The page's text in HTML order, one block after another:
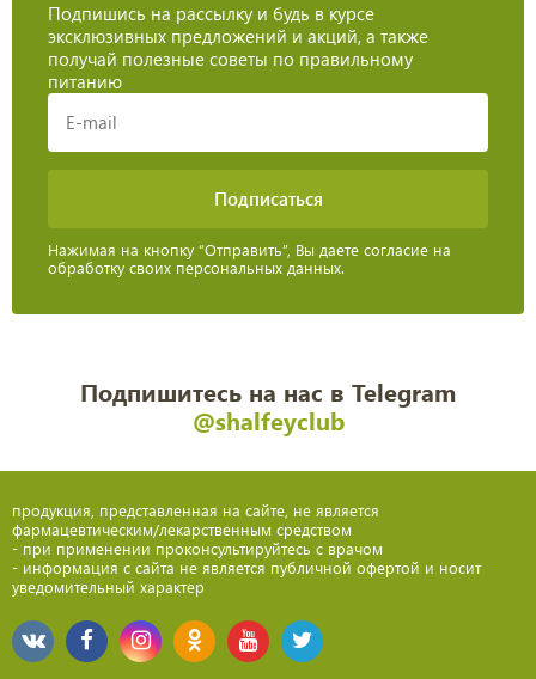
Подпишись на рассылку и будь в курсе
эксклюзивных предложений и акций, а также
получай полезные советы по правильному
питанию
Нажимая на кнопку “Отправить”, Вы даете согласие на
обработку своих персональных данных.
Подпишитесь на нас в Telegram
@shalfeyclub
продукция, представленная на сайте, не является
фармацевтическим/лекарственным средством
- при применении проконсультируйтесь с врачом
- информация с сайта не является публичной офертой и носит
уведомительный характер